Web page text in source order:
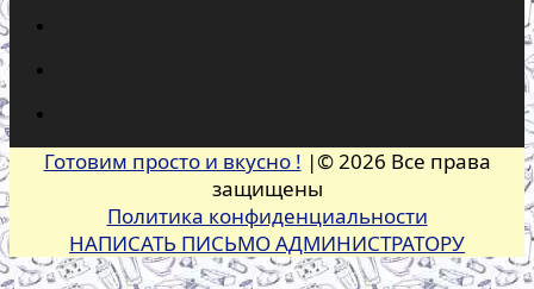
Готовим просто и вкусно ! |© 2026 Все права
защищены
Политика конфиденциальности
НАПИСАТЬ ПИСЬМО АДМИНИСТРАТОРУ